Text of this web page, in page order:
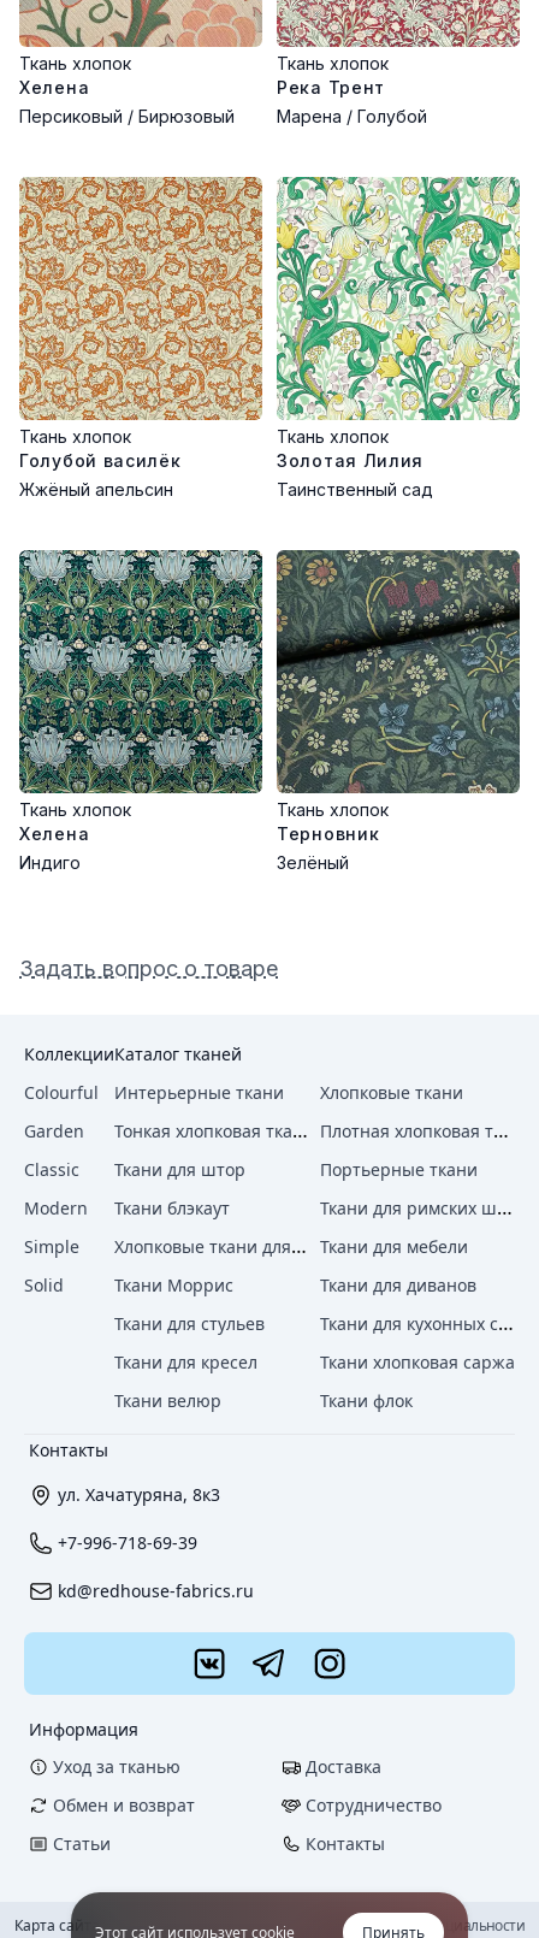
Ткань хлопок
Хелена
Персиковый / Бирюзовый
Ткань хлопок
Река Трент
Марена / Голубой
Ткань хлопок
Голубой василёк
Жжёный апельсин
Ткань хлопок
Золотая Лилия
Таинственный сад
Ткань хлопок
Хелена
Индиго
Ткань хлопок
Терновник
Зелёный
Задать вопрос о товаре
Контакты
ул. Хачатуряна, 8к3
+7-996-718-69-39
kd@redhouse-fabrics.ru
Коллекции
Colourful
Garden
Classic
Modern
Simple
Solid
Каталог тканей
Интерьерные ткани
Хлопковые ткани
Тонкая хлопковая ткань Плотная хлопковая ткань
Ткани для штор
Портьерные ткани
Ткани блэкаут
Ткани для римских штор
Хлопковые ткани для штор
Ткани для мебели
Ткани Моррис
Ткани для диванов
Ткани для стульев
Ткани для кухонных стульев
Ткани для кресел
Ткани хлопковая саржа
Ткани велюр
Ткани флок
Информация
Уход за тканью
Доставка
Обмен и возврат
Сотрудничество
Статьи
Контакты
Карта сайта Политика конфиденциальности
Этот сайт использует cookie Принять